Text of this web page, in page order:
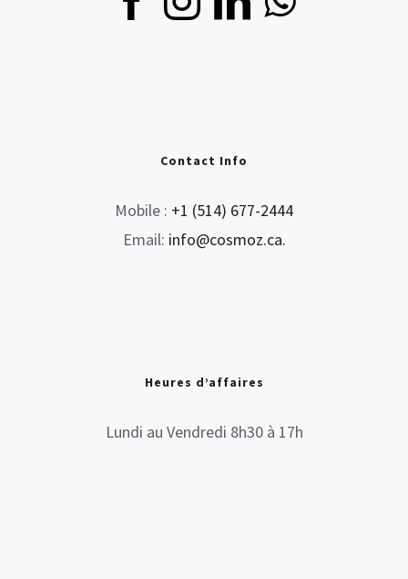
Contact Info
Mobile : +1 (514) 677-2444
Email: info@cosmoz.ca.
Heures d’affaires
Lundi au Vendredi 8h30 à 17h